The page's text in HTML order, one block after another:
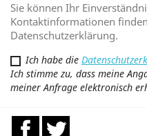
Sie können Ihr
Kontaktinformationen
Datenschutzerklärung.
Ich habe die
Ich stimme zu, dass meine
meiner Anfrage elektronisch
Facebook